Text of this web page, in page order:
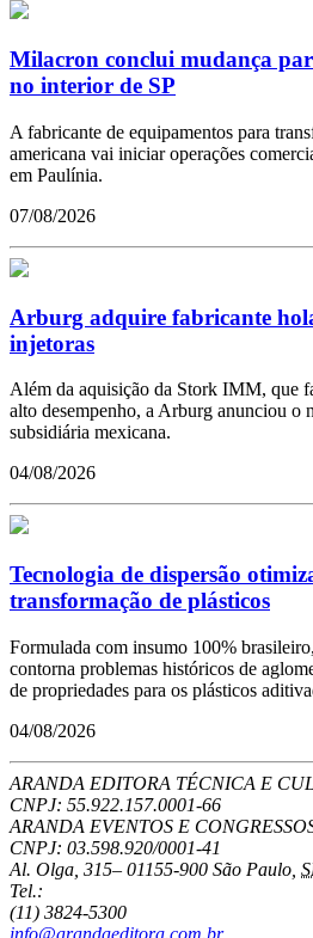
Milacron conclui mudança
no interior de SP
A fabricante de equipamentos para
americana vai iniciar operações
em Paulínia.
07/08/2026
Arburg adquire fabricante
injetoras
Além da aquisição da Stork IMM, que
alto desempenho, a Arburg anunciou o
subsidiária mexicana.
04/08/2026
Tecnologia de dispersão
transformação de plásticos
Formulada com insumo 100%
contorna problemas históricos de
de propriedades para os plásticos
04/08/2026
ARANDA EDITORA TÉCNICA E
CNPJ: 55.922.157.0001-66
ARANDA EVENTOS E
CNPJ: 03.598.920/0001-41
Al. Olga, 315– 01155-900 São Paulo
Tel.:
(11) 3824-5300
info@arandaeditora.com.br